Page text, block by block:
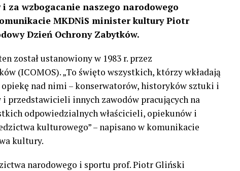
za wzbogacanie naszego narodowego
MKDNiS minister kultury Piotr
Dzień Ochrony Zabytków.
został ustanowiony w 1983 r. przez
(ICOMOS). „To święto wszystkich, którzy wkładają
nad nimi – konserwatorów, historyków sztuki i
przedstawicieli innych zawodów pracujących na
odpowiedzialnych właścicieli, opiekunów i
kulturowego” – napisano w komunikacie
kultury.
narodowego i sportu prof. Piotr Gliński